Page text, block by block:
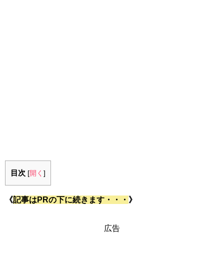
目次 [開く ]
《記事はPRの下に続きます・・・ 》
広告